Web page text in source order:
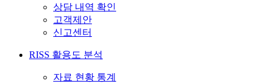
상담 내역 확인
고객제안
신고센터
RISS 활용도 분석
자료 현황 통계